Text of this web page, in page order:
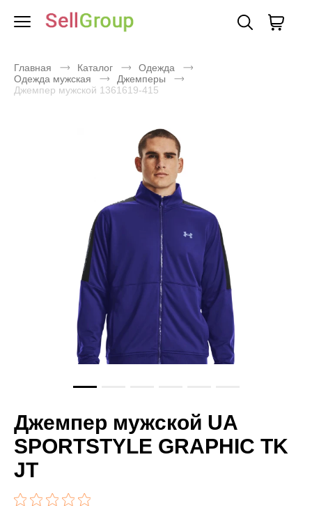
Главная Каталог
Одежда
Одежда мужская
Джемперы
Джемпер мужской 1361619-415
Джемпер мужской UA
SPORTSTYLE GRAPHIC TK
JT